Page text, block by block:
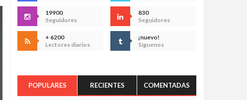
19900
Seguidores
830
Seguidores
+ 6200
Lectores diarios
¡nuevo!
Síguenos
POPULARES RECIENTES COMENTADAS